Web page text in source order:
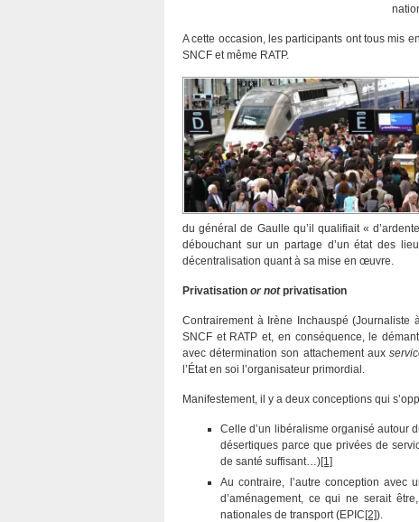
A cette occasion, les participants ont tous mis
SNCF et même RATP.
du général de Gaulle qu’il qualifiait «
débouchant sur un partage d’un état des
décentralisation quant à sa mise en œuvre.
Privatisation or notprivatisation
Contrairement à Irène Inchauspé (Journaliste
SNCF et RATP et, en conséquence, le
avec détermination son attachement aux
l’État en soi l’organisateur primordial.
Manifestement, il y a deux conceptions qui
Celle d’un libéralisme organisé autour
désertiques parce que privées de
de santé suffisant…)[1]
Au contraire, l’autre conception avec
d’aménagement, ce qui ne serait
nationales de transport (EPIC [2]).